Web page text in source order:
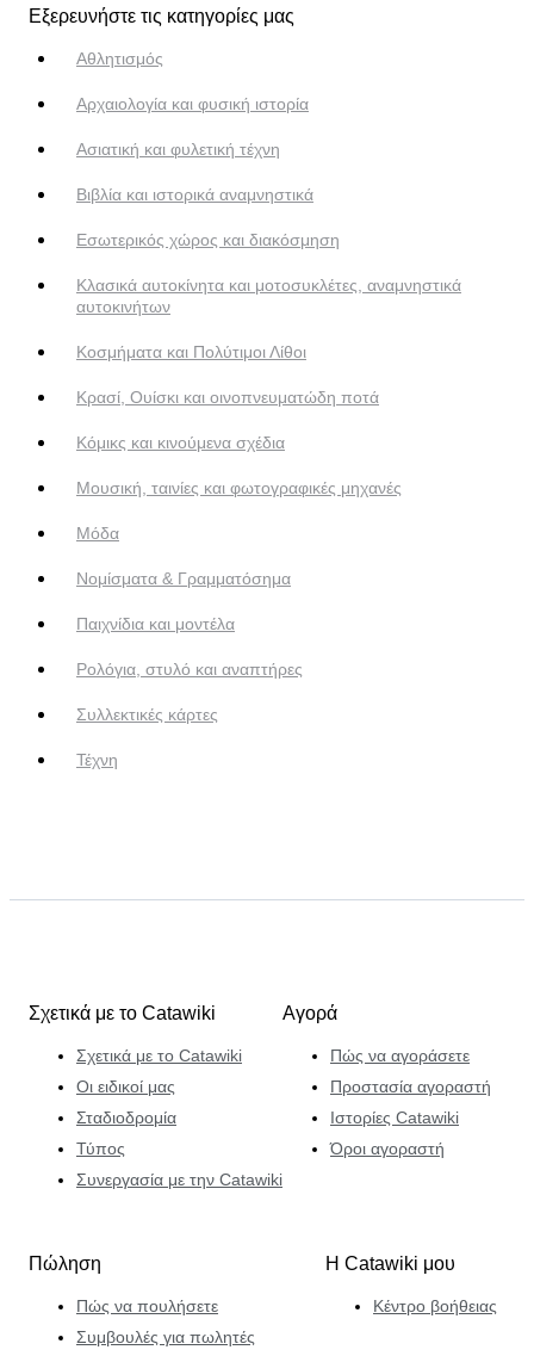
Εξερευνήστε τις κατηγορίες μας
Αθλητισμός
Αρχαιολογία και φυσική ιστορία
Ασιατική και φυλετική τέχνη
Βιβλία και ιστορικά αναμνηστικά
Εσωτερικός χώρος και διακόσμηση
Κλασικά αυτοκίνητα και μοτοσυκλέτες, αναμνηστικά
αυτοκινήτων
Κοσμήματα και Πολύτιμοι Λίθοι
Κρασί, Ουίσκι και οινοπνευματώδη ποτά
Κόμικς και κινούμενα σχέδια
Μουσική, ταινίες και φωτογραφικές μηχανές
Μόδα
Νομίσματα & Γραμματόσημα
Παιχνίδια και μοντέλα
Ρολόγια, στυλό και αναπτήρες
Συλλεκτικές κάρτες
Τέχνη
Σχετικά με το Catawiki
Σχετικά με το Catawiki
Οι ειδικοί μας
Σταδιοδρομία
Τύπος
Συνεργασία με την Catawiki
Αγορά
Πώς να αγοράσετε
Προστασία αγοραστή
Ιστορίες Catawiki
Όροι αγοραστή
Πώληση
Πώς να πουλήσετε
Συμβουλές για πωλητές
Η Catawiki μου
Κέντρο βοήθειας